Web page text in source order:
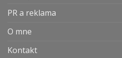
PR a reklama
O mne
Kontakt